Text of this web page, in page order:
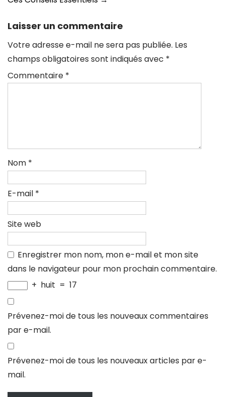
Laisser un commentaire
Votre adresse e-mail ne sera pas publiée. Les
champs obligatoires sont indiqués avec *
Commentaire *
Nom *
E-mail *
Site web
Enregistrer mon nom, mon e-mail et mon site
dans le navigateur pour mon prochain commentaire.
+ huit = 17
Prévenez-moi de tous les nouveaux commentaires
par e-mail.
Prévenez-moi de tous les nouveaux articles par e-
mail.